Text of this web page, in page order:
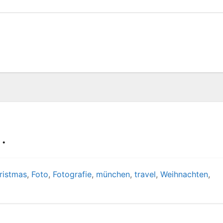
, Foto, Fotografie, münchen, travel, Weihnachten,